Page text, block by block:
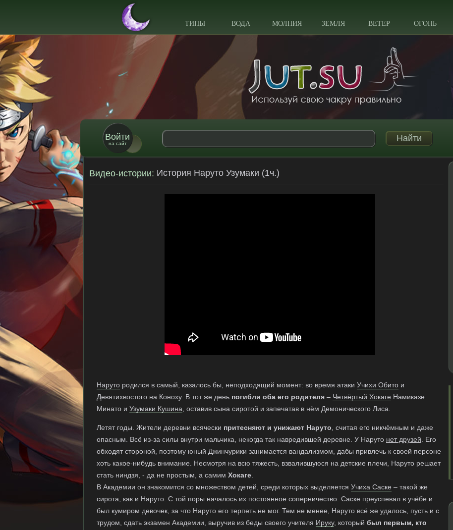
ТИПЫ ВОДА МОЛНИЯ ЗЕМЛЯ ВЕТЕР ОГОНЬ
Войти
на сайт
Видео-истории: История Наруто Узумаки (1ч.)
Наруто родился в самый, казалось бы, неподходящий момент: во время атаки Учихи Обито и
Девятихвостого на Коноху. В тот же день погибли оба его родителя – Четвёртый Хокаге Намиказе
Минато и Узумаки Кушина , оставив сына сиротой и запечатав в нём Демонического Лиса.
Летят годы. Жители деревни всячески притесняют и унижают Наруто , считая его никчёмным и даже
опасным. Всё из-за силы внутри мальчика, некогда так навредившей деревне. У Наруто нет друзей . Его
обходят стороной, поэтому юный Джинчурики занимается вандализмом, дабы привлечь к своей персоне
хоть какое-нибудь внимание. Несмотря на всю тяжесть, взвалившуюся на детские плечи, Наруто решает
стать ниндзя, - да не простым, а самим Хокаге
В Академии он знакомится со множеством детей, среди которых выделяется Учиха Саске – такой же
сирота, как и Наруто. С той поры началось их постоянное соперничество. Саске преуспевал в учёбе и
был кумиром девочек, за что Наруто его терпеть не мог. Тем не менее, Наруто всё же удалось, пусть и с
трудом, сдать экзамен Академии, выручив из беды своего учителя Ируку, который был первым, кто